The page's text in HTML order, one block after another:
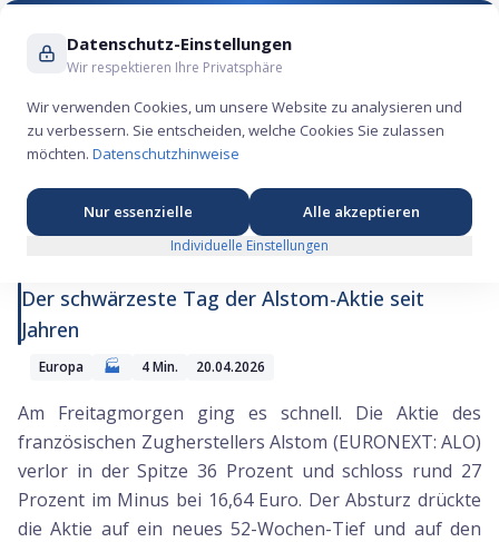
Suche ...
Alstom stürzt ab: Was beim Bahnhersteller
Der schwärzeste Tag der Alstom-Aktie seit
Jahren
Europa 🏭 4Min. 20.04.2026
Am Freitagmorgen ging es schnell. Die Aktie des
französischen Zugherstellers Alstom (EURONEXT: ALO)
verlor in der Spitze 36 Prozent und schloss rund 27
Prozent im Minus bei 16,64 Euro. Der Absturz drückte
die Aktie auf ein neues 52-Wochen-Tief und auf den
Datenschutz-Einstellungen
Wir respektieren Ihre Privatsphäre
Wir verwenden Cookies, um unsere Website zu analysieren und
zu verbessern. Sie entscheiden, welche Cookies Sie zulassen
möchten. Datenschutzhinweise
Nur essenzielle Alle akzeptieren
Individuelle Einstellungen